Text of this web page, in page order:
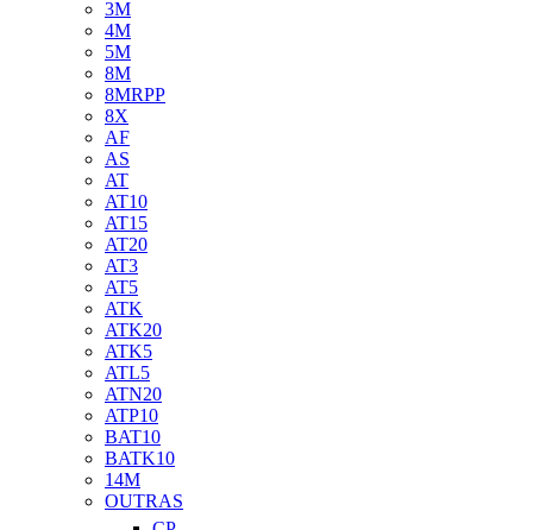
3M
4M
5M
8M
8MRPP
8X
AF
AS
AT
AT10
AT15
AT20
AT3
AT5
ATK
ATK20
ATK5
ATL5
ATN20
ATP10
BAT10
BATK10
14M
OUTRAS